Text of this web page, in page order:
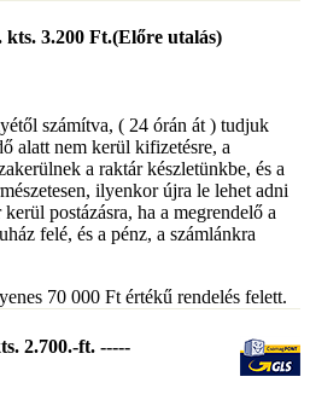
kts. 3.200 Ft.(Előre utalás)
számítva, ( 24 órán át ) tudjuk
alatt nem kerül kifizetésre, a
a raktár készletünkbe, és a
ilyenkor újra le lehet adni
postázásra, ha a megrendelő a
felé, és a pénz, a számlánkra
70 000 Ft értékű rendelés felett.
2.700.-ft. -----